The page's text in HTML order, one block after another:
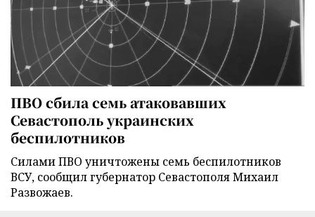
ПВО сбила семь атаковавших
Севастополь украинских
беспилотников
Силами ПВО уничтожены семь беспилотников
ВСУ, сообщил губернатор Севастополя Михаил
Развожаев.